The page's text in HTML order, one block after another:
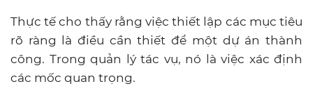
Thực tế cho thấy rằng việc thiết lập các mục tiêu
rõ ràng là điều cần thiết để một dự án thành
công. Trong quản lý tác vụ, nó là việc xác định
các mốc quan trọng.